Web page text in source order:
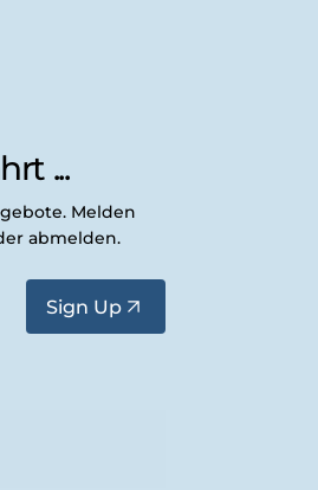
...
Melden
abmelden.
Sign Up